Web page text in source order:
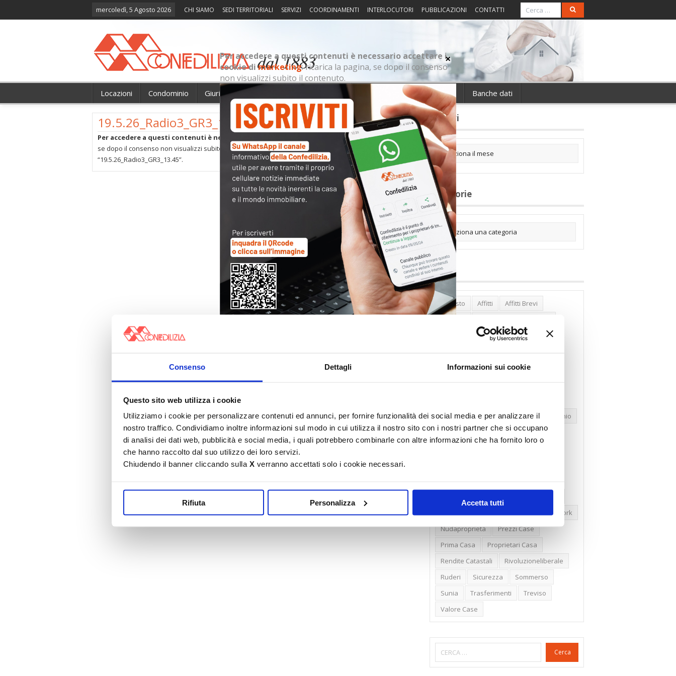
Consenso Dettagli Informazioni sui cookie
Questo sito web utilizza i cookie
Utilizziamo i cookie per personalizzare contenuti ed annunci, per fornire funzionalità dei social media e per analizzare il
nostro traffico. Condividiamo inoltre informazioni sul modo in cui utilizza il nostro sito con i nostri partner che si occupano
di analisi dei dati web, pubblicità e social media, i quali potrebbero combinarle con altre informazioni che ha fornito loro o
che hanno raccolto dal suo utilizzo dei loro servizi.
Chiudendo il banner cliccando sulla X verranno accettati solo i cookie necessari.
Rifiuta Personalizza Accetta tutti
mercoledì, 5 Agosto 2026 CHI SIAMO SEDI TERRITORIALI SERVIZI COORDINAMENTI INTERLOCUTORI PUBBLICAZIONI CONTATTI
Locazioni Condominio Giurisprudenza Portierato Intorno alla casa Notizie Banche dati
19.5.26_Radio3_GR3_13.45
Per accedere a questi contenuti è necessario accettare i cookie di marketing: ricarica la pagina,
se dopo il consenso non visualizzi subito il contenuto.
“19.5.26_Radio3_GR3_13.45”.
Archivi
Categorie
Tag
30posto Affitti
Affitti Brevi
Banca Woolwich
Bilocali
Cambioabitazione
Carenza Alloggi
Compravendite Immobiliari
Condominio
Confcommercio
Confedilizia.EU
New York
Nudaproprietà
Prezzi Case
Prima Casa
Proprietari Casa
Rendite Catastali
Rivoluzioneliberale
Ruderi
Sicurezza
Sommerso
Sunia
Trasferimenti
Treviso
Valore Case
Cerca
Per accedere a questi contenuti è necessario accettare i
cookie dimarketing: ricarica la pagina, se dopo il consenso
non visualizzi subito il contenuto.